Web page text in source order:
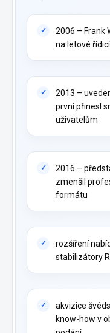
2006 – Frank
na letové
2013 –
první přinesl
uživatelům
2016 –
zmenšil
formátu
rozšíření
stabilizátory
akvizice
know-how v